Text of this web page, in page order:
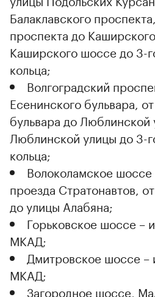
Балаклавского
проспекта до
Каширского шоссе до 3-
кольца;
Волгоградский
Есенинского бульвара,
бульвара до Люблинской
Люблинской улицы до 3-
кольца;
Волоколамское
проезда Стратонавтов,
до улицы Алабяна;
Горьковское шоссе –
МКАД;
Дмитровское шоссе –
МКАД;
Загородное шоссе,